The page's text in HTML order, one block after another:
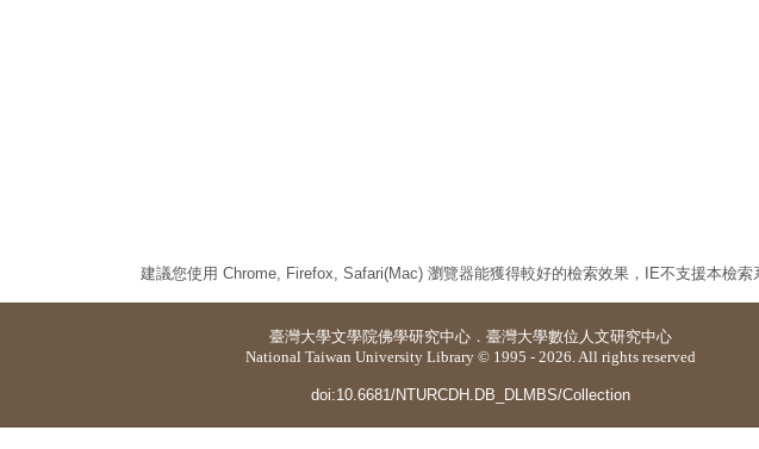
建議您使用 Chrome, Firefox, Safari(Mac) 瀏覽器能獲得較好的檢索效果，IE不支援本檢索
臺灣大學文學院佛學研究中心 ． 臺灣大學數位人文研究中心
National Taiwan University Library © 1995 - 2026. All rights reserved
doi:10.6681/NTURCDH.DB_DLMBS/Collection